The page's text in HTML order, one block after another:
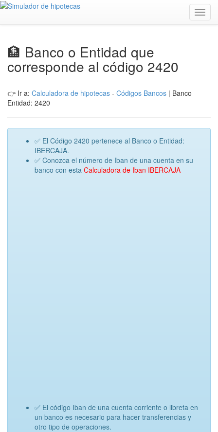
🏦 Banco o Entidad que
corresponde al código 2420
👉 Ir a: Calculadora de hipotecas - Códigos Bancos | Banco
Entidad: 2420
✅ El Código 2420 pertenece al Banco o Entidad:
IBERCAJA.
✅ Conozca el número de Iban de una cuenta en su
banco con esta Calculadora de Iban IBERCAJA
✅ El código Iban de una cuenta corriente o libreta en
un banco es necesario para hacer transferencias y
otro tipo de operaciones.